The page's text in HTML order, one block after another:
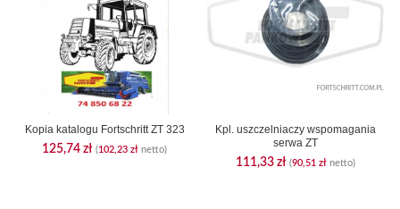
Kopia katalogu Fortschritt ZT 323
125,74 zł (102,23 zł netto)
Kpl. uszczelniaczy wspomagania
serwa ZT
111,33 zł (90,51 zł netto)